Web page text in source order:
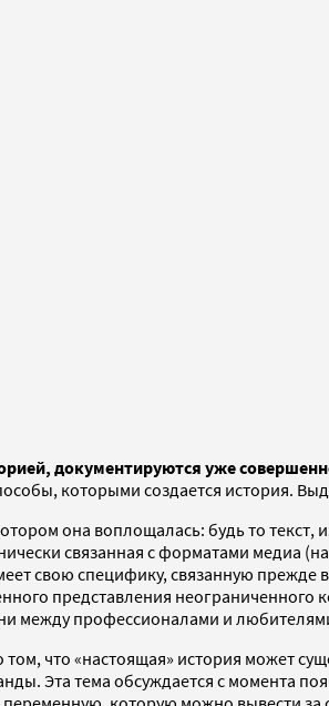
документируются уже
которыми создается история.
она воплощалась: будь то
связанная с форматами медиа
свою специфику, связанную прежде
представления
между профессионалами и
что «настоящая» история может
Эта тема обсуждается с момента